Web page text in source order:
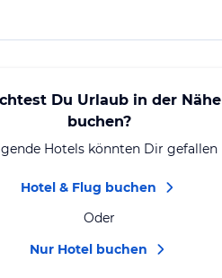
Du Urlaub in der Nähe
buchen?
Hotels könnten Dir gefallen
Hotel & Flug buchen
Oder
Nur Hotel buchen